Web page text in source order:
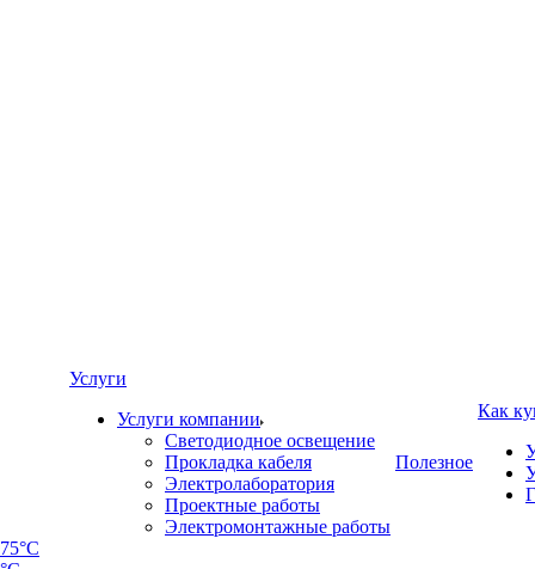
Услуги
Услуги компании
Светодиодное освещение
Прокладка кабеля
Электролаборатория
Проектные работы
Электромонтажные работы
Полезное
Как